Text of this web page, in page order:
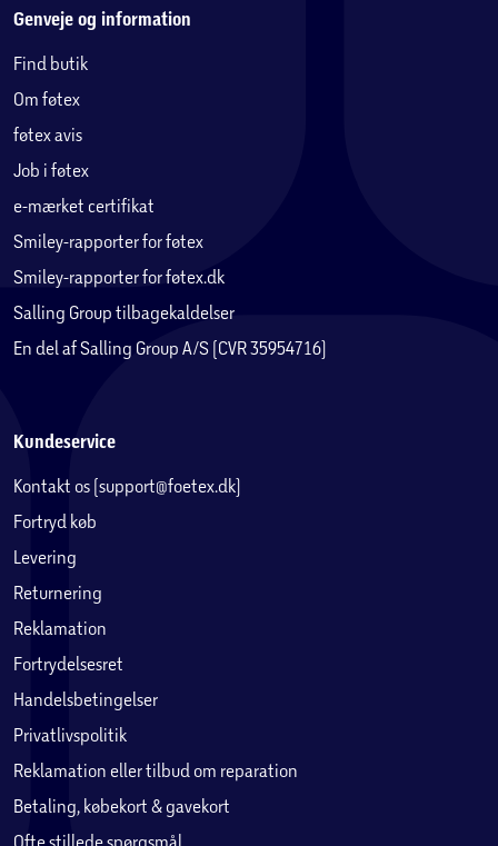
Genveje og information
Find butik
Om føtex
føtex avis
Job i føtex
e-mærket certifikat
Smiley-rapporter for føtex
Smiley-rapporter for føtex.dk
Salling Group tilbagekaldelser
En del af Salling Group A/S (CVR 35954716)
Kundeservice
Kontakt os (support@foetex.dk)
Fortryd køb
Levering
Returnering
Reklamation
Fortrydelsesret
Handelsbetingelser
Privatlivspolitik
Reklamation eller tilbud om reparation
Betaling, købekort & gavekort
Ofte stillede spørgsmål